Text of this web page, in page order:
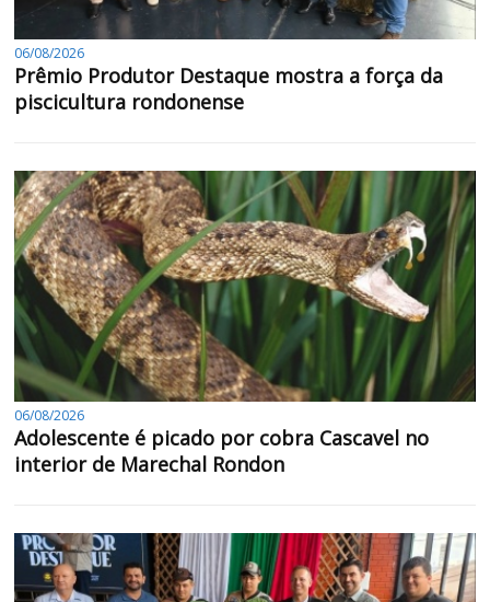
06/08/2026
Prêmio Produtor Destaque mostra a força da
piscicultura rondonense
06/08/2026
Adolescente é picado por cobra Cascavel no
interior de Marechal Rondon